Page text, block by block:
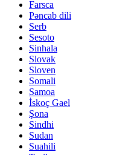
Farsca
Pəncab dili
Serb
Sesoto
Sinhala
Slovak
Sloven
Somali
Samoa
İskoç Gael
Şona
Sindhi
Sudan
Suahili